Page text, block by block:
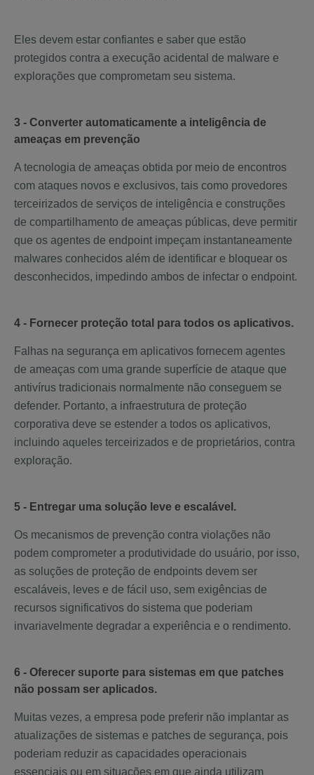
Eles devem estar confiantes e saber que estão
protegidos contra a execução acidental de malware e
explorações que comprometam seu sistema.
3 - Converter automaticamente a inteligência de
ameaças em prevenção
A tecnologia de ameaças obtida por meio de encontros
com ataques novos e exclusivos, tais como provedores
terceirizados de serviços de inteligência e construções
de compartilhamento de ameaças públicas, deve permitir
que os agentes de endpoint impeçam instantaneamente
malwares conhecidos além de identificar e bloquear os
desconhecidos, impedindo ambos de infectar o endpoint.
4 - Fornecer proteção total para todos os aplicativos.
Falhas na segurança em aplicativos fornecem agentes
de ameaças com uma grande superfície de ataque que
antivírus tradicionais normalmente não conseguem se
defender. Portanto, a infraestrutura de proteção
corporativa deve se estender a todos os aplicativos,
incluindo aqueles terceirizados e de proprietários, contra
exploração.
5 - Entregar uma solução leve e escalável.
Os mecanismos de prevenção contra violações não
podem comprometer a produtividade do usuário, por isso,
as soluções de proteção de endpoints devem ser
escaláveis, leves e de fácil uso, sem exigências de
recursos significativos do sistema que poderiam
invariavelmente degradar a experiência e o rendimento.
6 - Oferecer suporte para sistemas em que patches
não possam ser aplicados.
Muitas vezes, a empresa pode preferir não implantar as
atualizações de sistemas e patches de segurança, pois
poderiam reduzir as capacidades operacionais
essenciais ou em situações em que ainda utilizam